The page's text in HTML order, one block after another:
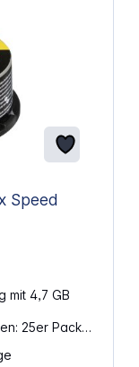
mit 4,7 GB